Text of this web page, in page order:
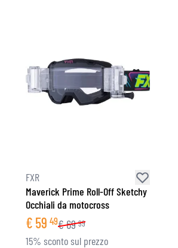
FXR
Maverick Prime Roll-Off Sketchy
Occhiali da motocross
€ 59 49€69 99
15% sconto sul prezzo